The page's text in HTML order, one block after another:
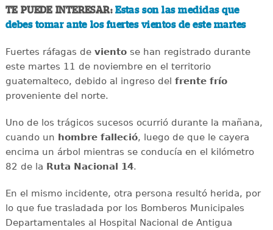
TE PUEDE INTERESAR:Estas son las medidas que
debes tomar ante los fuertes vientos de este martes
Fuertes ráfagas de vientose han registrado durante
este martes 11 de noviembre en el territorio
guatemalteco, debido al ingreso del frente frío
proveniente del norte.
Uno de los trágicos sucesos ocurrió durante la mañana,
cuando un hombre falleció, luego de que le cayera
encima un árbol mientras se conducía en el kilómetro
82 de la Ruta Nacional 14.
En el mismo incidente, otra persona resultó herida, por
lo que fue trasladada por los Bomberos Municipales
Departamentales al Hospital Nacional de Antigua